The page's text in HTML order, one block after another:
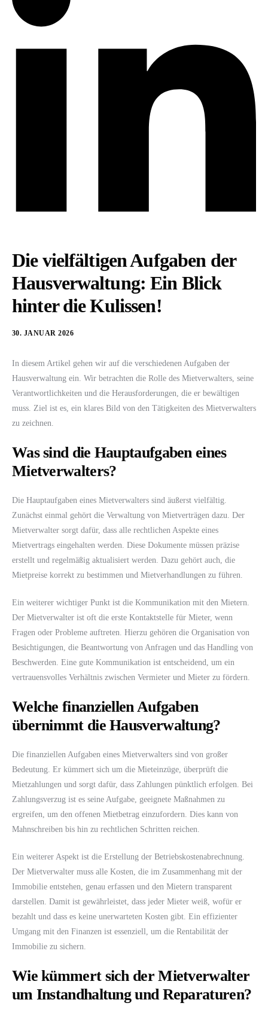
Die vielfältigen Aufgaben der
Hausverwaltung: Ein Blick
hinter die Kulissen!
30. JANUAR 2026
In diesem Artikel gehen wir auf die verschiedenen Aufgaben der
Hausverwaltung ein. Wir betrachten die Rolle des Mietverwalters, seine
Verantwortlichkeiten und die Herausforderungen, die er bewältigen
muss. Ziel ist es, ein klares Bild von den Tätigkeiten des Mietverwalters
zu zeichnen.
Was sind die Hauptaufgaben eines
Mietverwalters?
Die Hauptaufgaben eines Mietverwalters sind äußerst vielfältig.
Zunächst einmal gehört die Verwaltung von Mietverträgen dazu. Der
Mietverwalter sorgt dafür, dass alle rechtlichen Aspekte eines
Mietvertrags eingehalten werden. Diese Dokumente müssen präzise
erstellt und regelmäßig aktualisiert werden. Dazu gehört auch, die
Mietpreise korrekt zu bestimmen und Mietverhandlungen zu führen.
Ein weiterer wichtiger Punkt ist die Kommunikation mit den Mietern.
Der Mietverwalter ist oft die erste Kontaktstelle für Mieter, wenn
Fragen oder Probleme auftreten. Hierzu gehören die Organisation von
Besichtigungen, die Beantwortung von Anfragen und das Handling von
Beschwerden. Eine gute Kommunikation ist entscheidend, um ein
vertrauensvolles Verhältnis zwischen Vermieter und Mieter zu fördern.
Welche finanziellen Aufgaben
übernimmt die Hausverwaltung?
Die finanziellen Aufgaben eines Mietverwalters sind von großer
Bedeutung. Er kümmert sich um die Mieteinzüge, überprüft die
Mietzahlungen und sorgt dafür, dass Zahlungen pünktlich erfolgen. Bei
Zahlungsverzug ist es seine Aufgabe, geeignete Maßnahmen zu
ergreifen, um den offenen Mietbetrag einzufordern. Dies kann von
Mahnschreiben bis hin zu rechtlichen Schritten reichen.
Ein weiterer Aspekt ist die Erstellung der Betriebskostenabrechnung.
Der Mietverwalter muss alle Kosten, die im Zusammenhang mit der
Immobilie entstehen, genau erfassen und den Mietern transparent
darstellen. Damit ist gewährleistet, dass jeder Mieter weiß, wofür er
bezahlt und dass es keine unerwarteten Kosten gibt. Ein effizienter
Umgang mit den Finanzen ist essenziell, um die Rentabilität der
Immobilie zu sichern.
Wie kümmert sich der Mietverwalter
um Instandhaltung und Reparaturen?